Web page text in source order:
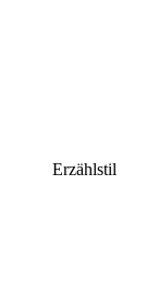
Erzählstil